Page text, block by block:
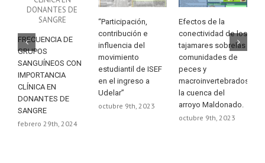
FRECUENCIA DE
GRUPOS
SANGUÍNEOS CON
IMPORTANCIA
CLÍNICA EN
DONANTES DE
SANGRE
febrero 29th, 2024
“Participación,
contribución e
influencia del
movimiento
estudiantil de ISEF
en el ingreso a
Udelar”
octubre 9th, 2023
Efectos de la
conectividad de los
tajamares sobrelas
comunidades de
peces y
macroinvertebradosen
la cuenca del
arroyo Maldonado.
octubre 9th, 2023